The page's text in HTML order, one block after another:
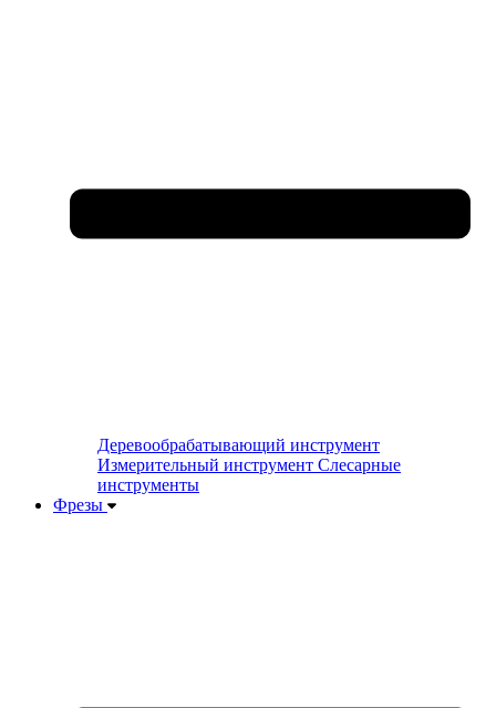
Деревообрабатывающий инструмент
Измерительный инструмент Слесарные
инструменты
Фрезы